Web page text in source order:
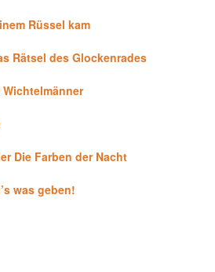
Rüssel kam
Rätsel des Glockenrades
Die Farben der Nacht
was geben!